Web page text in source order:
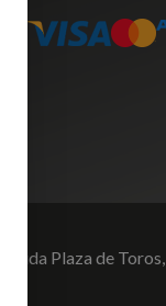
Plaza de Toros,